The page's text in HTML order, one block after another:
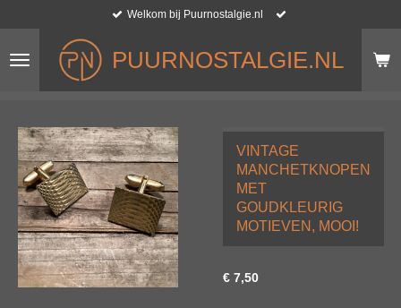
naar
hoofdinhoud
PUURNOSTALGIE.NL
Welkom bij Puurnostalgie.nl
VINTAGE
MANCHETKNOPEN
MET
GOUDKLEURIG
MOTIEVEN, MOOI!
€ 7,50